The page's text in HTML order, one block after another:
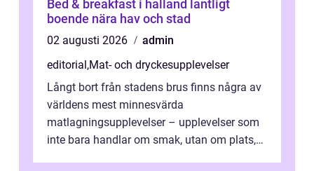
Bed & breakfast i halland lantligt
boende nära hav och stad
02 augusti 2026
admin
editorial,Mat- och dryckesupplevelser
Långt bort från stadens brus finns några av
världens mest minnesvärda
matlagningsupplevelser – upplevelser som
inte bara handlar om smak, utan om plats,